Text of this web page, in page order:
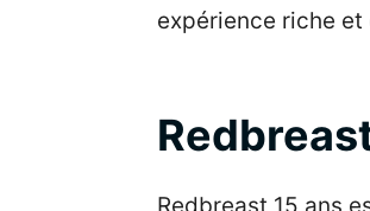
expérience riche et